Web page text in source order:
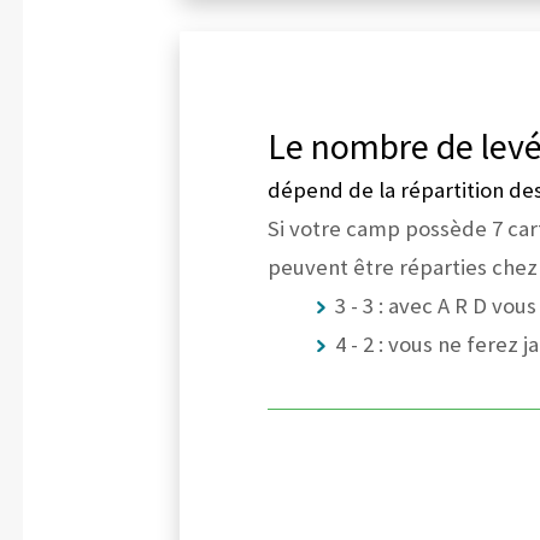
Le nombre de
dépend de la répartition
Si votre camp possède 7
peuvent être réparties
3 - 3 : avec A R D
4 - 2 : vous ne ferez